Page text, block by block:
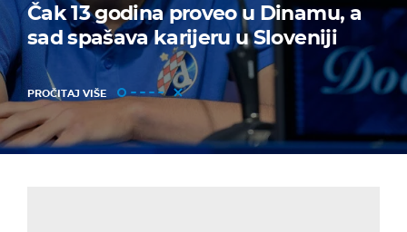
Čak 13 godina proveo u Dinamu, a
sad spašava karijeru u Sloveniji
PROČITAJ VIŠE